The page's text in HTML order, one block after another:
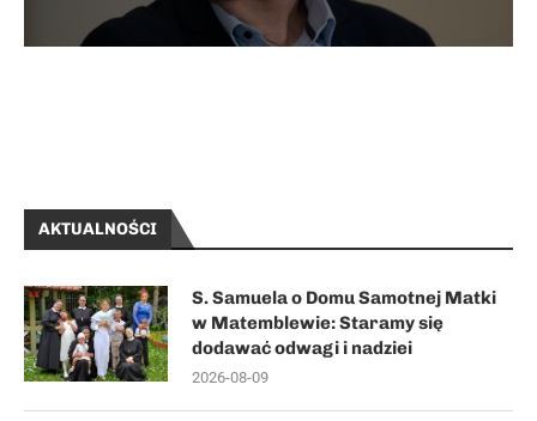
AKTUALNOŚCI
S. Samuela o Domu Samotnej Matki
w Matemblewie: Staramy się
dodawać odwagi i nadziei
2026-08-09